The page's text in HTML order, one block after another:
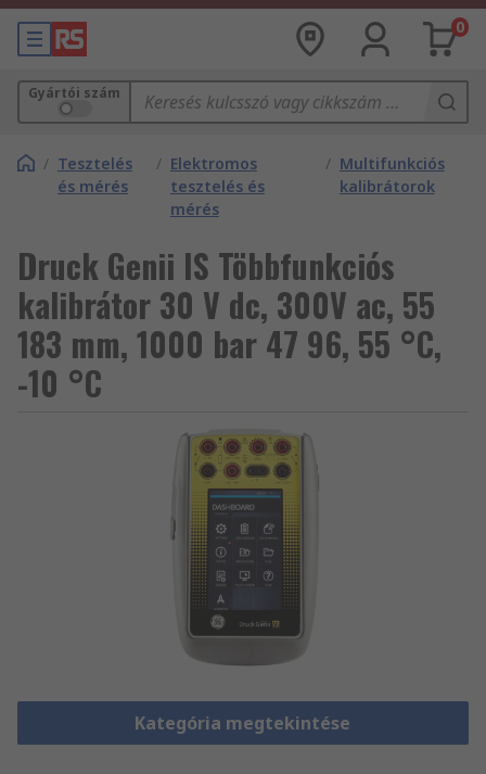
0
Gyártói szám
/ Tesztelés
és mérés
/ Elektromos
tesztelés és
mérés
/ Multifunkciós
kalibrátorok
Druck Genii IS Többfunkciós
kalibrátor 30 V dc, 300V ac, 55
183 mm, 1000 bar 47 96, 55 °C,
-10 °C
Kategória megtekintése